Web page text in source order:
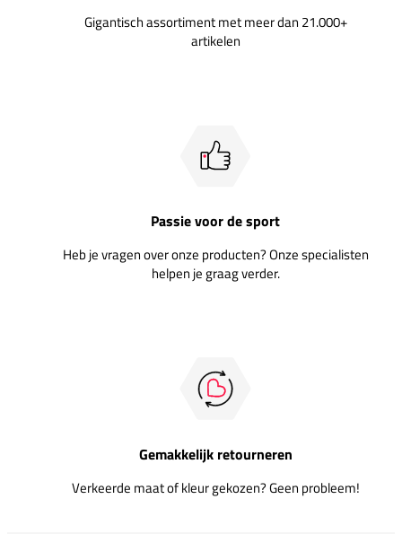
Gigantisch assortiment met meer dan 21.000+
artikelen
Passie voor de sport
Heb je vragen over onze producten? Onze specialisten
helpen je graag verder.
Gemakkelijk retourneren
Verkeerde maat of kleur gekozen? Geen probleem!